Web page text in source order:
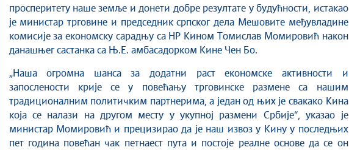
просперитету наше земље и донети добре резултате у будућности, истакао
је министар трговине и председник српског дела Мешовите међувладине
комисије за економску сарадњу са НР Кином Томислав Момировић након
данашњег састанка са Њ.Е. амбасадорком Кине Чен Бо.
„Наша огромна шанса за додатни раст економске активности и
запослености крије се у повећању трговинске размене са нашим
традиционалним политичким партнерима, а један од њих је свакако Кина
која се налази на другом месту у укупној размени Србије“, указао је
министар Момировић и прецизирао да је наш извоз у Кину у последњих
пет година повећан чак петнаест пута и постоје реалне основе да се он